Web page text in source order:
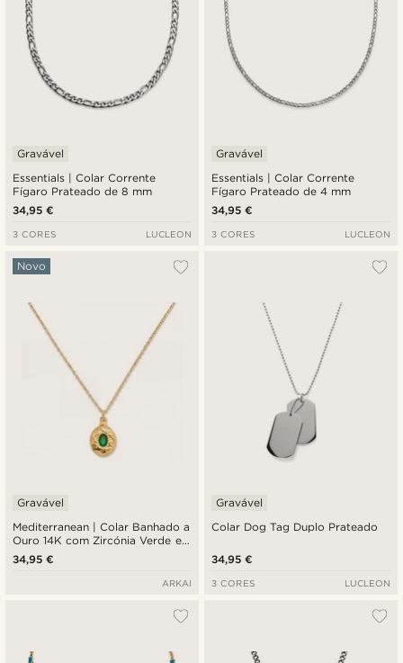
Essentials | Colar Corrente
Fígaro Prateado de 8 mm
Gravável
34,95 €
3 CORES LUCLEON
Essentials | Colar Corrente
Fígaro Prateado de 4 mm
Gravável
34,95 €
3 CORES LUCLEON
Mediterranean | Colar Banhado a
Ouro 14K com Zircónia Verde em
Medalhão
Novo
Gravável
34,95 €
ARKAI
Colar Dog Tag Duplo Prateado
Gravável
34,95 €
3 CORES LUCLEON